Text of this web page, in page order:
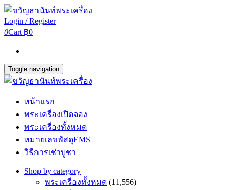
Login / Register
0Cart ฿0
Toggle navigation
หน้าแรก
พระเครื่องเปิดจอง
พระเครื่องทั้งหมด
หมายเลขพัสดุEMS
วิธีการเช่าบูชา
Shop by category
พระเครื่องทั้งหมด (11,556)